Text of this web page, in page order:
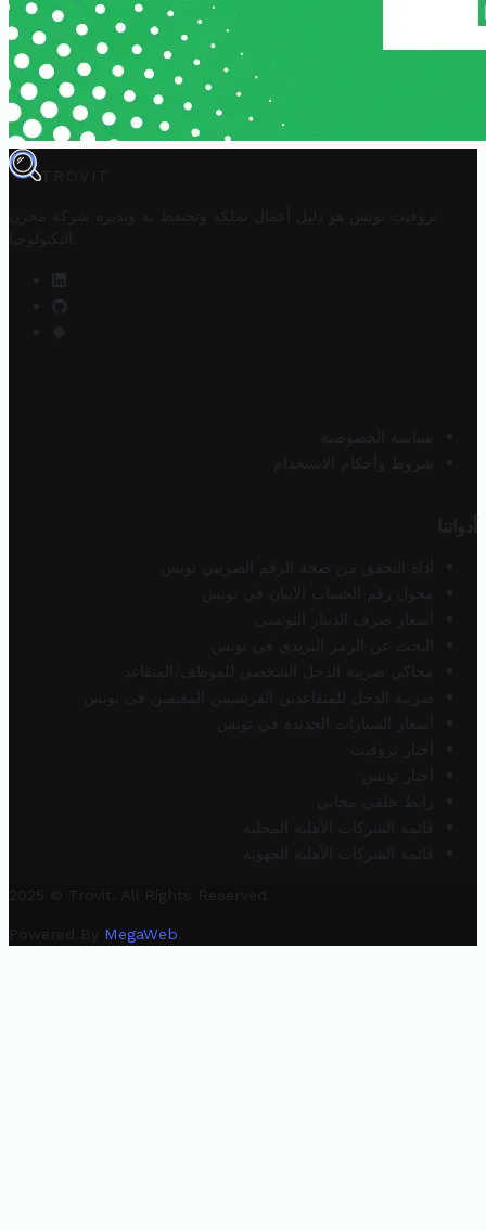
TROVIT
تروفيت تونس هو دليل أعمال تملكه وتحتفظ به وتديره
شركة مخزن
التكنولوجيا
سياسة الخصوصية
شروط وأحكام الاستخدام
أدواتنا
أداة التحقق من صحة الرقم الضريبي تونس
محول رقم الحساب الآيبان في تونس
أسعار صرف الدينار التونسي
البحث عن الرمز البريدي في تونس
محاكي ضريبة الدخل الشخصي للموظف/المتقاعد
ضريبة الدخل للمتقاعدين الفرنسيين المقيمين في تونس
أسعار السيارات الجديدة في تونس
أخبار تروفيت
أخبار تونس
رابط خلفي مجاني
قائمة الشركات الأهلية المحلية
قائمة الشركات الأهلية الجهوية
2025 © Trovit. All Rights Reserved.
Powered By MegaWeb